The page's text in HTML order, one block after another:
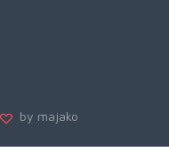
by majako